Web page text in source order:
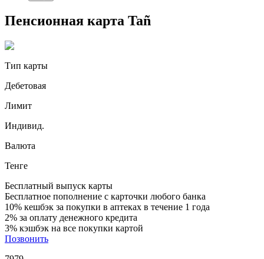
Пенсионная карта Tañ
Тип карты
Дебетовая
Лимит
Индивид.
Валюта
Тенге
Бесплатный выпуск карты
Бесплатное пополнение с карточки любого банка
10% кешбэк за покупки в аптеках в течение 1 года
2% за оплату денежного кредита
3% кэшбэк на все покупки картой
Позвонить